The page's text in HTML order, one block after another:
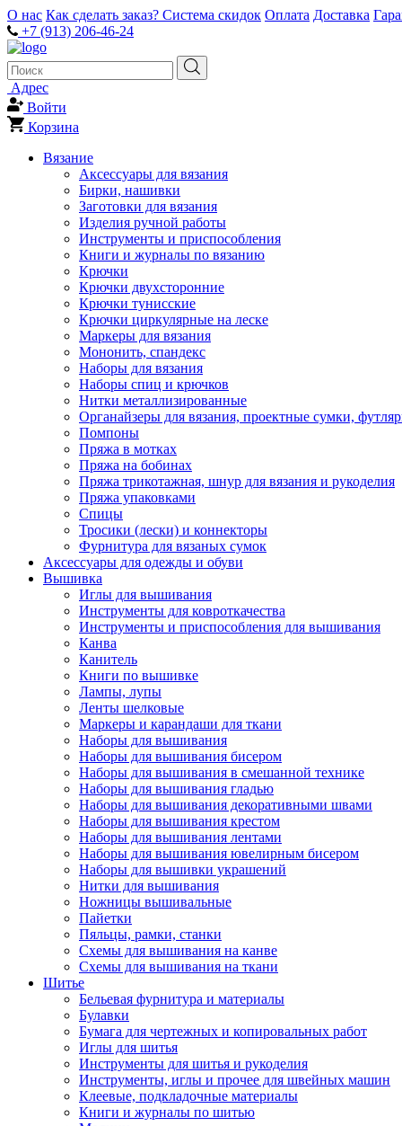
О нас Как сделать заказ? Система скидок Оплата Доставка
+7 (913) 206-46-24
Адрес
Войти
Корзина
Вязание
Аксессуары для вязания
Бирки, нашивки
Заготовки для вязания
Изделия ручной работы
Инструменты и приспособления
Книги и журналы по вязанию
Крючки
Крючки двухсторонние
Крючки тунисские
Крючки циркулярные на леске
Маркеры для вязания
Мононить, спандекс
Наборы для вязания
Наборы спиц и крючков
Нитки металлизированные
Органайзеры для вязания, проектные сумки,
Помпоны
Пряжа в мотках
Пряжа на бобинах
Пряжа трикотажная, шнур для вязания и рукоделия
Пряжа упаковками
Спицы
Тросики (лески) и коннекторы
Фурнитура для вязаных сумок
Аксессуары для одежды и обуви
Вышивка
Иглы для вышивания
Инструменты для ковроткачества
Инструменты и приспособления для вышивания
Канва
Канитель
Книги по вышивке
Лампы, лупы
Ленты шелковые
Маркеры и карандаши для ткани
Наборы для вышивания
Наборы для вышивания бисером
Наборы для вышивания в смешанной технике
Наборы для вышивания гладью
Наборы для вышивания декоративными швами
Наборы для вышивания крестом
Наборы для вышивания лентами
Наборы для вышивания ювелирным бисером
Наборы для вышивки украшений
Нитки для вышивания
Ножницы вышивальные
Пайетки
Пяльцы, рамки, станки
Схемы для вышивания на канве
Схемы для вышивания на ткани
Шитье
Бельевая фурнитура и материалы
Булавки
Бумага для чертежных и копировальных работ
Иглы для шитья
Инструменты для шитья и рукоделия
Инструменты, иглы и прочее для швейных машин
Клеевые, подкладочные материалы
Книги и журналы по шитью